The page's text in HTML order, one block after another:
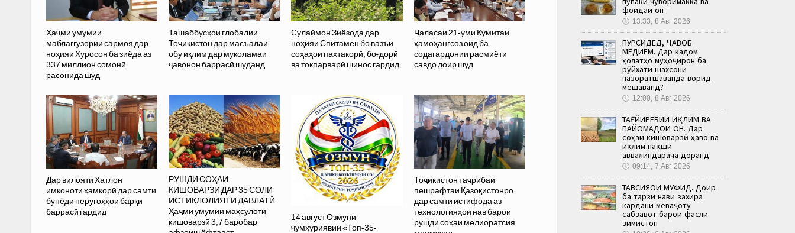
Ҳаҷми умумии
маблағгузории сармоя дар
ноҳияи Хуросон ба зиёда аз
337 миллион сомонӣ
расонида шуд
Ташаббусҳои глобалии
Тоҷикистон дар масъалаи
обу иқлим дар муколамаи
ҷавонон баррасӣ шуданд
Сулаймон Зиёзода дар
ноҳияи Спитамен бо вазъи
соҳаҳои пахтакорӣ, боғдорӣ
ва токпарварӣ шинос гардид
Ҷаласаи 21-уми Кумитаи
ҳамоҳангсоз оид ба
содагардонии расмиёти
савдо доир шуд
Дар вилояти Хатлон
имконоти ҳамкорӣ дар самти
бунёди неругоҳҳои барқӣ
баррасӣ гардид
РУШДИ СОҲАИ
КИШОВАРЗӢ ДАР 35 СОЛИ
ИСТИҚЛОЛИЯТИ ДАВЛАТӢ.
Ҳаҷми умумии маҳсулоти
кишоварзӣ 3,7 баробар
14 август Озмуни
ҷумҳуриявии «Топ-35-
Тоҷикистон таҷрибаи
пешрафтаи Қазоқистонро
дар самти истифода аз
технологияҳои нав барои
рушди соҳаи мелиоратсия
фоидаи он
🕔 13:33, 8.Авг 2026
ПУРСИДЕД, ҶАВОБ
МЕДИҲЕМ. Дар кадом
ҳолатҳо муҳоҷирон ба
рӯйхати шахсони
назоратшаванда ворид
мешаванд?
🕔 12:00, 8.Авг 2026
ТАҒЙИРЁБИИ ИҚЛИМ ВА
ПАЙОМАДҲОИ ОН. Дар
соҳаи кишоварзӣ ҳаво ва
иқлим нақши
аввалиндараҷа доранд
🕔 09:14, 7.Авг 2026
ТАВСИЯҲОИ МУФИД. Доир
ба тарзи нави захира
кардани меваҷоту
сабзавот барои фасли
зимистон